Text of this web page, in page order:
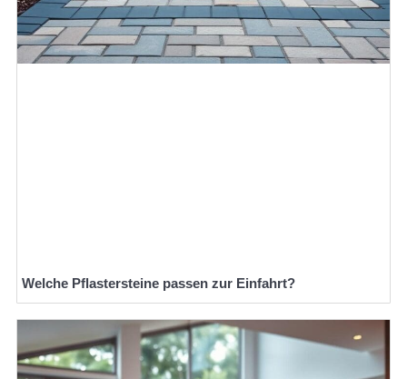
Welche Pflastersteine passen zur Einfahrt?